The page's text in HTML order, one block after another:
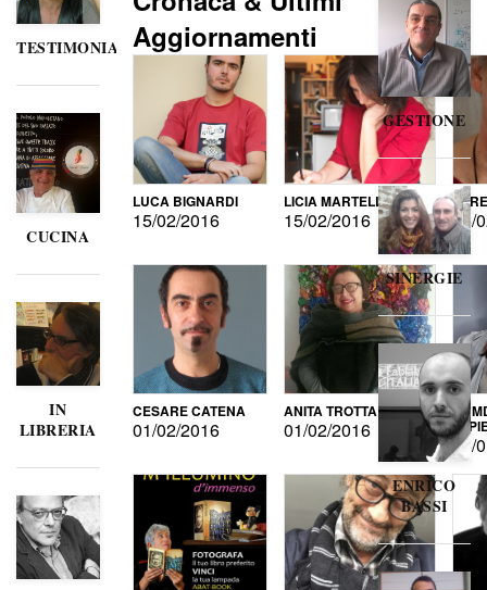
TESTIMONIANZE
CUCINA
IN
LIBRERIA
Aggiornamenti
LUCA BIGNARDI
15/02/2016
LICIA MARTELLI
15/02/2016 15/
CESARE CATENA
01/02/2016
ANITA TROTTA
01/02/2016 DI
15/
GESTIONE
SINERGIE
ENRICO
BASSI